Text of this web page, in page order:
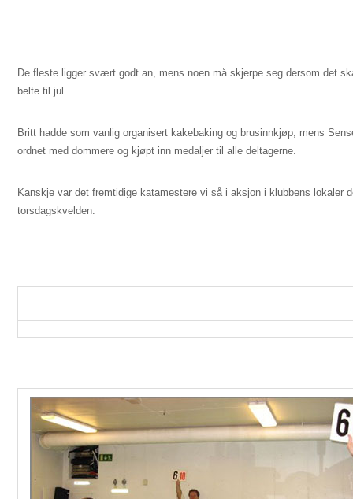
De fleste ligger svært godt an, mens noen må skjerpe seg dersom det
belte til jul.
Britt hadde som vanlig organisert kakebaking og brusinnkjøp, mens
ordnet med dommere og kjøpt inn medaljer til alle deltagerne.
Kanskje var det fremtidige katamestere vi så i aksjon i klubbens lokaler
torsdagskvelden.